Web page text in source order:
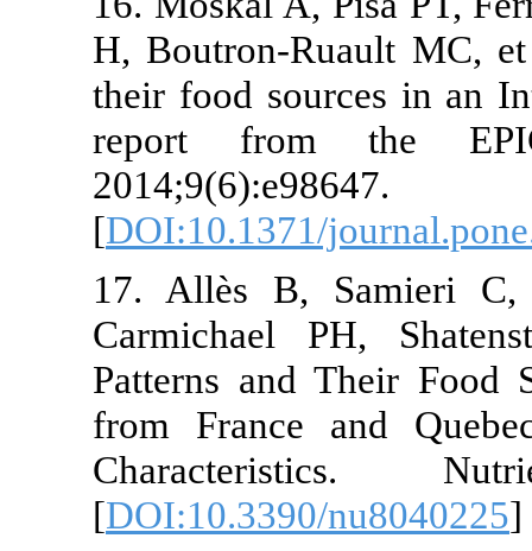
H, Boutron-Ruault
their food sources
report from the
2014;9(6):e98647.
[DOI:10.1371/
17. Allès B,
Carmichael PH,
Patterns and Their
from France and
Characteristics.
[DOI:10.3390/